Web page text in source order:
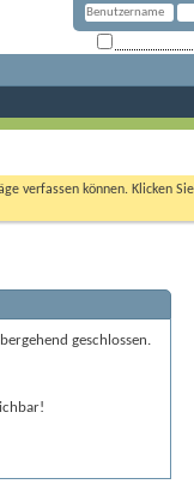
verfassen können. Klicken
geschlossen.